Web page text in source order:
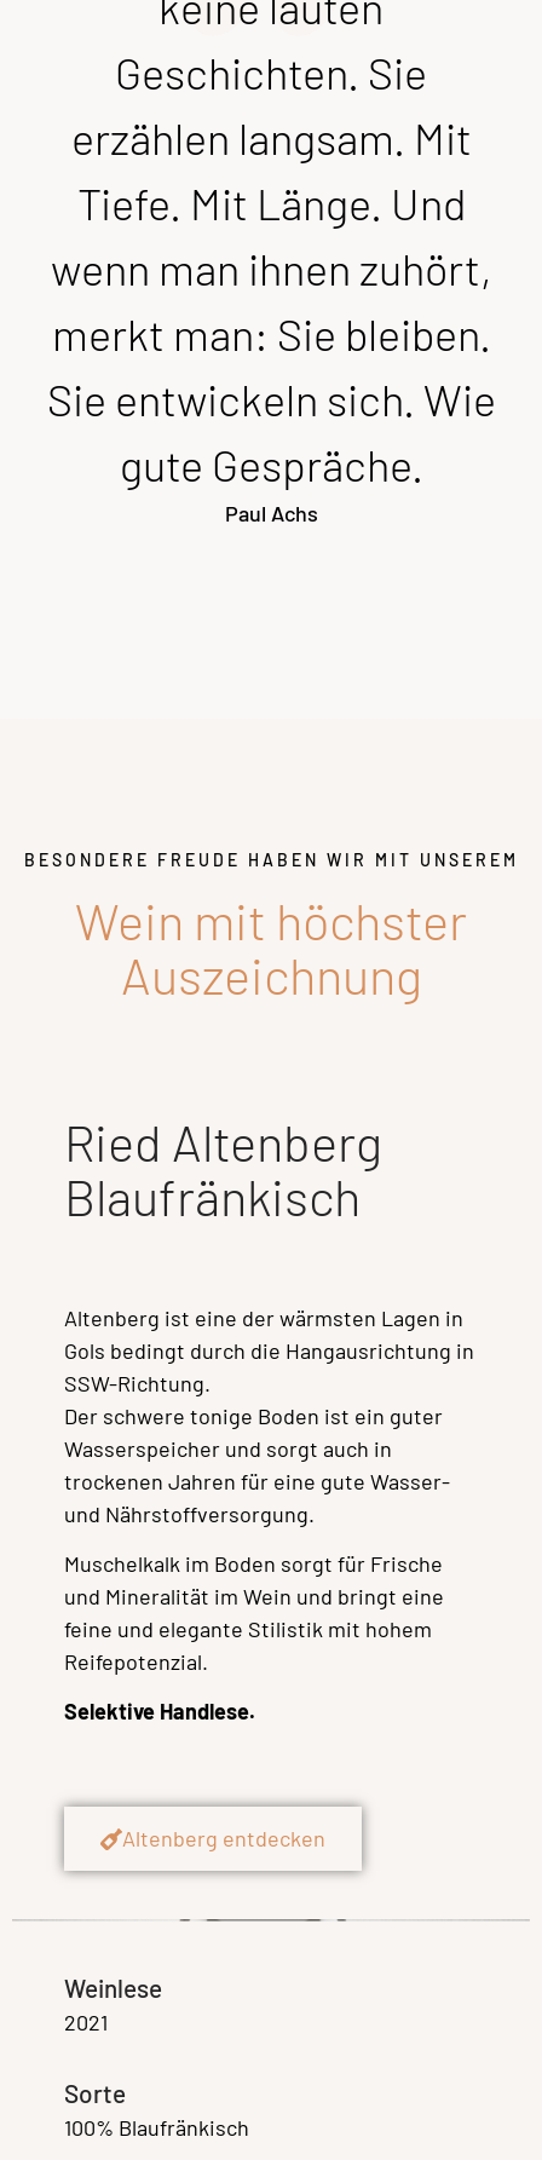
Geschichten. Sie
erzählen langsam. Mit
Tiefe. Mit Länge. Und
wenn man ihnen zuhört,
merkt man: Sie bleiben.
Sie entwickeln sich. Wie
gute Gespräche.
Paul Achs
BESONDERE FREUDE HABEN WIR MIT UNSEREM
Wein mit höchster
Auszeichnung
Ried Altenberg
Blaufränkisch
Altenberg ist eine der wärmsten Lagen in
Gols bedingt durch die Hangausrichtung in
SSW-Richtung.
Der schwere tonige Boden ist ein guter
Wasserspeicher und sorgt auch in
trockenen Jahren für eine gute Wasser-
und Nährstoffversorgung.
Muschelkalk im Boden sorgt für Frische
und Mineralität im Wein und bringt eine
feine und elegante Stilistik mit hohem
Reifepotenzial.
Selektive Handlese.
Altenberg entdecken
Weinlese
2021
Sorte
100% Blaufränkisch